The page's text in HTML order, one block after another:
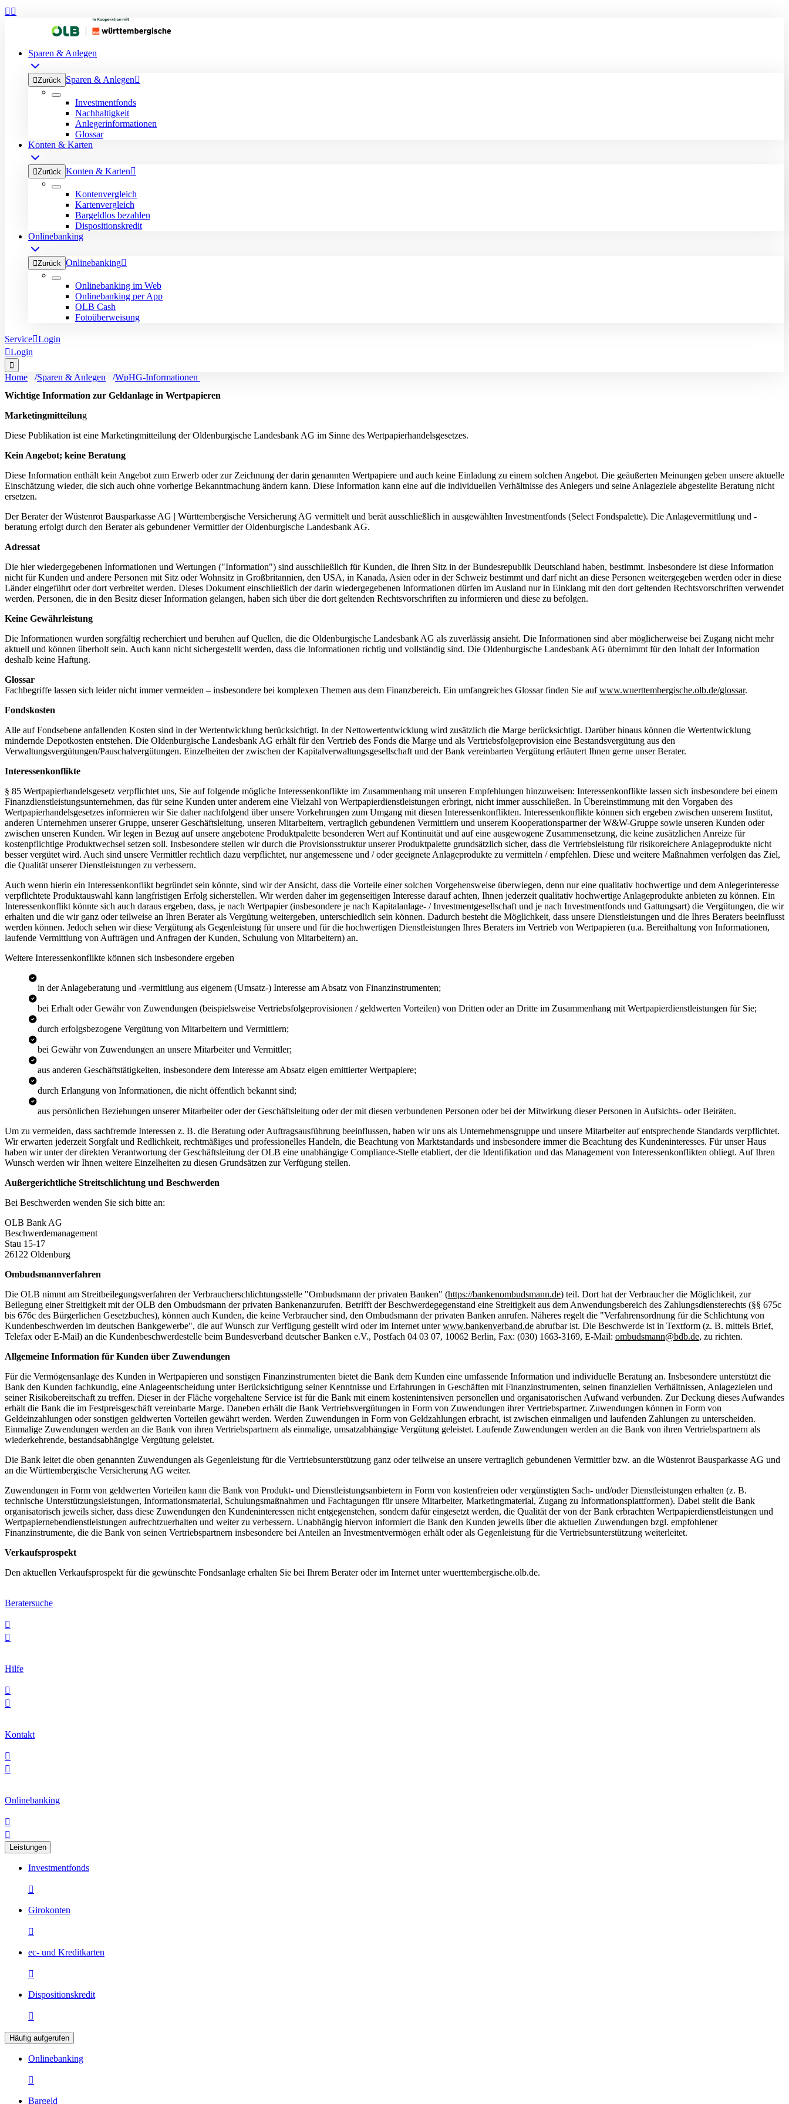
 
Sparen & Anlegen
Zurück Sparen & Anlegen
Investmentfonds
Nachhaltigkeit
Anlegerinformationen
Glossar
Konten & Karten
Zurück Konten & Karten
Kontenvergleich
Kartenvergleich
Bargeldlos bezahlen
Dispositionskredit
Onlinebanking
Zurück Onlinebanking
Onlinebanking im Web
Onlinebanking per App
OLB Cash
Fotoüberweisung
ServiceLogin
Login

Home Sparen & Anlegen
WpHG-Informationen
Wichtige Information zur Geldanlage in Wertpapieren
Marketingmitteilung
Diese Publikation ist eine Marketingmitteilung der Oldenburgische Landesbank AG im Sinne des Wertpapierhandelsgesetzes.
Kein Angebot; keine Beratung
Diese Information enthält kein Angebot zum Erwerb oder zur Zeichnung der darin genannten Wertpapiere und auch keine Einladung zu einem solchen Angebot. Die geäußerten Meinungen geben unsere aktuelle
Einschätzung wieder, die sich auch ohne vorherige Bekanntmachung ändern kann. Diese Information kann eine auf die individuellen Verhältnisse des Anlegers und seine Anlageziele abgestellte Beratung nicht
ersetzen.
Der Berater der Wüstenrot Bausparkasse AG | Württembergische Versicherung AG vermittelt und berät ausschließlich in ausgewählten Investmentfonds (Select Fondspalette). Die Anlagevermittlung und -
beratung erfolgt durch den Berater als gebundener Vermittler der Oldenburgische Landesbank AG.
Adressat
Die hier wiedergegebenen Informationen und Wertungen ("Information") sind ausschließlich für Kunden, die Ihren Sitz in der Bundesrepublik Deutschland haben, bestimmt. Insbesondere ist diese Information
nicht für Kunden und andere Personen mit Sitz oder Wohnsitz in Großbritannien, den USA, in Kanada, Asien oder in der Schweiz bestimmt und darf nicht an diese Personen weitergegeben werden oder in diese
Länder eingeführt oder dort verbreitet werden. Dieses Dokument einschließlich der darin wiedergegebenen Informationen dürfen im Ausland nur in Einklang mit den dort geltenden Rechtsvorschriften verwendet
werden. Personen, die in den Besitz dieser Information gelangen, haben sich über die dort geltenden Rechtsvorschriften zu informieren und diese zu befolgen.
Keine Gewährleistung
Die Informationen wurden sorgfältig recherchiert und beruhen auf Quellen, die die Oldenburgische Landesbank AG als zuverlässig ansieht. Die Informationen sind aber möglicherweise bei Zugang nicht mehr
aktuell und können überholt sein. Auch kann nicht sichergestellt werden, dass die Informationen richtig und vollständig sind. Die Oldenburgische Landesbank AG übernimmt für den Inhalt der Information
deshalb keine Haftung.
Glossar
Fachbegriffe lassen sich leider nicht immer vermeiden – insbesondere bei komplexen Themen aus dem Finanzbereich. Ein umfangreiches Glossar finden Sie aufwww.wuerttembergische.olb.de/glossar.
Fondskosten
Alle auf Fondsebene anfallenden Kosten sind in der Wertentwicklung berücksichtigt. In der Nettowertentwicklung wird zusätzlich die Marge berücksichtigt. Darüber hinaus können die Wertentwicklung
mindernde Depotkosten entstehen. Die Oldenburgische Landesbank AG erhält für den Vertrieb des Fonds die Marge und als Vertriebsfolgeprovision eine Bestandsvergütung aus den
Verwaltungsvergütungen/Pauschalvergütungen. Einzelheiten der zwischen der Kapitalverwaltungsgesellschaft und der Bank vereinbarten Vergütung erläutert Ihnen gerne unser Berater.
Interessenkonflikte
§ 85 Wertpapierhandelsgesetz verpflichtet uns, Sie auf folgende mögliche Interessenkonflikte im Zusammenhang mit unseren Empfehlungen hinzuweisen: Interessenkonflikte lassen sich insbesondere bei einem
Finanzdienstleistungsunternehmen, das für seine Kunden unter anderem eine Vielzahl von Wertpapierdienstleistungen erbringt, nicht immer ausschließen. In Übereinstimmung mit den Vorgaben des
Wertpapierhandelsgesetzes informieren wir Sie daher nachfolgend über unsere Vorkehrungen zum Umgang mit diesen Interessenkonflikten. Interessenkonflikte können sich ergeben zwischen unserem Institut,
anderen Unternehmen unserer Gruppe, unserer Geschäftsleitung, unseren Mitarbeitern, vertraglich gebundenen Vermittlern und unserem Kooperationspartner der W&W-Gruppe sowie unseren Kunden oder
zwischen unseren Kunden. Wir legen in Bezug auf unsere angebotene Produktpalette besonderen Wert auf Kontinuität und auf eine ausgewogene Zusammensetzung, die keine zusätzlichen Anreize für
kostenpflichtige Produktwechsel setzen soll. Insbesondere stellen wir durch die Provisionsstruktur unserer Produktpalette grundsätzlich sicher, dass die Vertriebsleistung für risikoreichere Anlageprodukte nicht
besser vergütet wird. Auch sind unsere Vermittler rechtlich dazu verpflichtet, nur angemessene und / oder geeignete Anlageprodukte zu vermitteln / empfehlen. Diese und weitere Maßnahmen verfolgen das Ziel,
die Qualität unserer Dienstleistungen zu verbessern.
Auch wenn hierin ein Interessenkonflikt begründet sein könnte, sind wir der Ansicht, dass die Vorteile einer solchen Vorgehensweise überwiegen, denn nur eine qualitativ hochwertige und dem Anlegerinteresse
verpflichtete Produktauswahl kann langfristigen Erfolg sicherstellen. Wir werden daher im gegenseitigen Interesse darauf achten, Ihnen jederzeit qualitativ hochwertige Anlageprodukte anbieten zu können. Ein
Interessenkonflikt könnte sich auch daraus ergeben, dass, je nach Wertpapier (insbesondere je nach Kapitalanlage- / Investmentgesellschaft und je nach Investmentfonds und Gattungsart) die Vergütungen, die wir
erhalten und die wir ganz oder teilweise an Ihren Berater als Vergütung weitergeben, unterschiedlich sein können. Dadurch besteht die Möglichkeit, dass unsere Dienstleistungen und die Ihres Beraters beeinflusst
werden können. Jedoch sehen wir diese Vergütung als Gegenleistung für unsere und für die hochwertigen Dienstleistungen Ihres Beraters im Vertrieb von Wertpapieren (u.a. Bereithaltung von Informationen,
laufende Vermittlung von Aufträgen und Anfragen der Kunden, Schulung von Mitarbeitern) an.
Weitere Interessenkonflikte können sich insbesondere ergeben
in der Anlageberatung und -vermittlung aus eigenem (Umsatz-) Interesse am Absatz von Finanzinstrumenten;
bei Erhalt oder Gewähr von Zuwendungen (beispielsweise Vertriebsfolgeprovisionen / geldwerten Vorteilen) von Dritten oder an Dritte im Zusammenhang mit Wertpapierdienstleistungen für Sie;
durch erfolgsbezogene Vergütung von Mitarbeitern und Vermittlern;
bei Gewähr von Zuwendungen an unsere Mitarbeiter und Vermittler;
aus anderen Geschäftstätigkeiten, insbesondere dem Interesse am Absatz eigen emittierter Wertpapiere;
durch Erlangung von Informationen, die nicht öffentlich bekannt sind;
aus persönlichen Beziehungen unserer Mitarbeiter oder der Geschäftsleitung oder der mit diesen verbundenen Personen oder bei der Mitwirkung dieser Personen in Aufsichts- oder Beiräten.
Um zu vermeiden, dass sachfremde Interessen z. B. die Beratung oder Auftragsausführung beeinflussen, haben wir uns als Unternehmensgruppe und unsere Mitarbeiter auf entsprechende Standards verpflichtet.
Wir erwarten jederzeit Sorgfalt und Redlichkeit, rechtmäßiges und professionelles Handeln, die Beachtung von Marktstandards und insbesondere immer die Beachtung des Kundeninteresses. Für unser Haus
haben wir unter der direkten Verantwortung der Geschäftsleitung der OLB eine unabhängige Compliance-Stelle etabliert, der die Identifikation und das Management von Interessenkonflikten obliegt. Auf Ihren
Wunsch werden wir Ihnen weitere Einzelheiten zu diesen Grundsätzen zur Verfügung stellen.
Außergerichtliche Streitschlichtung und Beschwerden
Bei Beschwerden wenden Sie sich bitte an:
OLB Bank AG
Beschwerdemanagement
Stau 15-17
26122 Oldenburg
Ombudsmannverfahren
Die OLB nimmt am Streitbeilegungsverfahren der Verbraucherschlichtungsstelle "Ombudsmann der privaten Banken" (https://bankenombudsmann.de) teil. Dort hat der Verbraucher die Möglichkeit, zur
Beilegung einer Streitigkeit mit der OLB den Ombudsmann der privaten Bankenanzurufen. Betrifft der Beschwerdegegenstand eine Streitigkeit aus dem Anwendungsbereich des Zahlungsdiensterechts (§§ 675c
bis 676c des Bürgerlichen Gesetzbuches), können auch Kunden, die keine Verbraucher sind, den Ombudsmann der privaten Banken anrufen. Näheres regelt die "Verfahrensordnung für die Schlichtung von
Kundenbeschwerden im deutschen Bankgewerbe", die auf Wunsch zur Verfügung gestellt wird oder im Internet unterwww.bankenverband.de abrufbar ist. Die Beschwerde ist in Textform (z. B. mittels Brief,
Telefax oder E-Mail) an die Kundenbeschwerdestelle beim Bundesverband deutscher Banken e.V., Postfach 04 03 07, 10062 Berlin, Fax: (030) 1663-3169, E-Mail: ombudsmann@bdb.de, zu richten.
Allgemeine Information für Kunden über Zuwendungen
Für die Vermögensanlage des Kunden in Wertpapieren und sonstigen Finanzinstrumenten bietet die Bank dem Kunden eine umfassende Information und individuelle Beratung an. Insbesondere unterstützt die
Bank den Kunden fachkundig, eine Anlageentscheidung unter Berücksichtigung seiner Kenntnisse und Erfahrungen in Geschäften mit Finanzinstrumenten, seinen finanziellen Verhältnissen, Anlagezielen und
seiner Risikobereitschaft zu treffen. Dieser in der Fläche vorgehaltene Service ist für die Bank mit einem kostenintensiven personellen und organisatorischen Aufwand verbunden. Zur Deckung dieses Aufwandes
erhält die Bank die im Festpreisgeschäft vereinbarte Marge. Daneben erhält die Bank Vertriebsvergütungen in Form von Zuwendungen ihrer Vertriebspartner. Zuwendungen können in Form von
Geldeinzahlungen oder sonstigen geldwerten Vorteilen gewährt werden. Werden Zuwendungen in Form von Geldzahlungen erbracht, ist zwischen einmaligen und laufenden Zahlungen zu unterscheiden.
Einmalige Zuwendungen werden an die Bank von ihren Vertriebspartnern als einmalige, umsatzabhängige Vergütung geleistet. Laufende Zuwendungen werden an die Bank von ihren Vertriebspartnern als
wiederkehrende, bestandsabhängige Vergütung geleistet.
Die Bank leitet die oben genannten Zuwendungen als Gegenleistung für die Vertriebsunterstützung ganz oder teilweise an unsere vertraglich gebundenen Vermittler bzw. an die Wüstenrot Bausparkasse AG und
an die Württembergische Versicherung AG weiter.
Zuwendungen in Form von geldwerten Vorteilen kann die Bank von Produkt- und Dienstleistungsanbietern in Form von kostenfreien oder vergünstigten Sach- und/oder Dienstleistungen erhalten (z. B.
technische Unterstützungsleistungen, Informationsmaterial, Schulungsmaßnahmen und Fachtagungen für unsere Mitarbeiter, Marketingmaterial, Zugang zu Informationsplattformen). Dabei stellt die Bank
organisatorisch jeweils sicher, dass diese Zuwendungen den Kundeninteressen nicht entgegenstehen, sondern dafür eingesetzt werden, die Qualität der von der Bank erbrachten Wertpapierdienstleistungen und
Wertpapiernebendienstleistungen aufrechtzuerhalten und weiter zu verbessern. Unabhängig hiervon informiert die Bank den Kunden jeweils über die aktuellen Zuwendungen bzgl. empfohlener
Finanzinstrumente, die die Bank von seinen Vertriebspartnern insbesondere bei Anteilen an Investmentvermögen erhält oder als Gegenleistung für die Vertriebsunterstützung weiterleitet.
Verkaufsprospekt
Den aktuellen Verkaufsprospekt für die gewünschte Fondsanlage erhalten Sie bei Ihrem Berater oder im Internet unter wuerttembergische.olb.de.
Beratersuche


Hilfe


Kontakt


Onlinebanking


Leistungen
Investmentfonds

Girokonten

ec- und Kreditkarten

Dispositionskredit

Häufig aufgerufen
Onlinebanking

Bargeld